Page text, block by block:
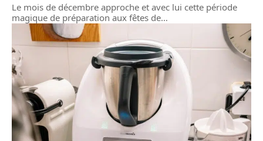
Le mois de décembre approche et avec lui cette période
magique de préparation aux fêtes de…